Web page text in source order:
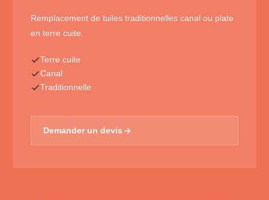
Remplacement de tuiles traditionnelles canal ou plate
en terre cuite.
Terre cuite
Canal
Traditionnelle
Demander un devis